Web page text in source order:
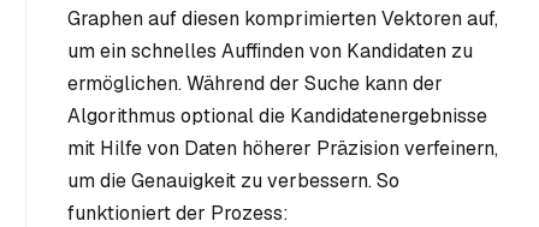
Graphen auf diesen komprimierten Vektoren auf,
um ein schnelles Auffinden von Kandidaten zu
ermöglichen. Während der Suche kann der
Algorithmus optional die Kandidatenergebnisse
mit Hilfe von Daten höherer Präzision verfeinern,
um die Genauigkeit zu verbessern. So
funktioniert der Prozess: